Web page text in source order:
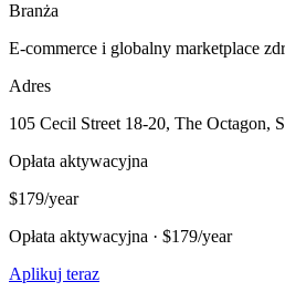
Branża
E-commerce i globalny marketplace
Adres
105 Cecil Street 18-20, The Octagon,
Opłata aktywacyjna
$179/year
Opłata aktywacyjna · $179/year
Aplikuj teraz